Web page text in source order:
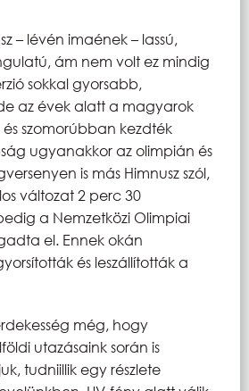
– lévén imaének – lassú,
ám nem volt ez mindig
sokkal gyorsabb,
az évek alatt a magyarok
szomorúbban kezdték
ugyanakkor az olimpián és
is más Himnusz szól,
változat 2 perc 30
a Nemzetközi Olimpiai
el. Ennek okán
és leszállították a
még, hogy
utazásaink során is
tudniillik egy részlete